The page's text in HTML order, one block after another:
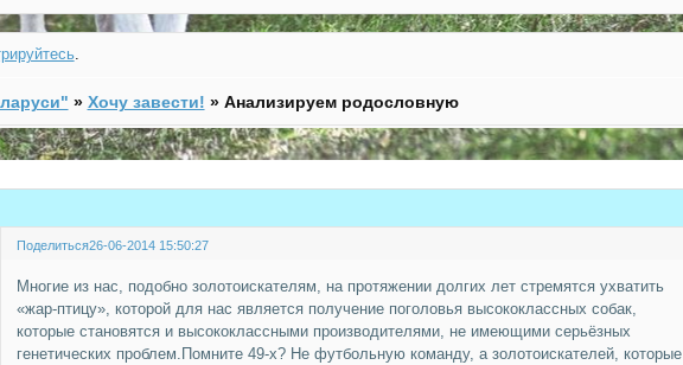
.
» Хочу завести! » Анализируем родословную
Поделиться26-06-2014 15:50:27
Многие из нас, подобно золотоискателям, на протяжении долгих лет стремятся ухватить
«жар-птицу», которой для нас является получение поголовья высококлассных собак,
которые становятся и высококлассными производителями, не имеющими серьёзных
генетических проблем.Помните 49-х? Не футбольную команду, а золотоискателей, которые